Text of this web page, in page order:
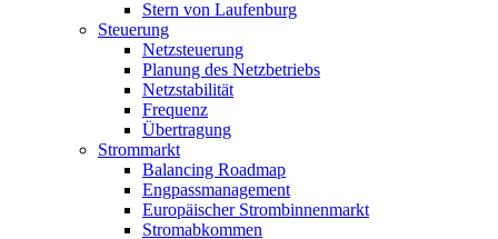
Stern von Laufenburg
Steuerung
Netzsteuerung
Planung des Netzbetriebs
Netzstabilität
Frequenz
Übertragung
Strommarkt
Balancing Roadmap
Engpassmanagement
Europäischer Strombinnenmarkt
Stromabkommen